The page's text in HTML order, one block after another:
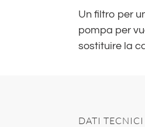
Un filtro per
pompa per
sostituire la
DATI TECNICI